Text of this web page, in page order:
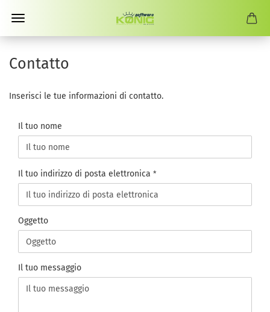
Contatto
Inserisci le tue informazioni di contatto.
CONTATTO
Il tuo nome
Il tuo indirizzo di posta elettronica
Oggetto
Il tuo messaggio